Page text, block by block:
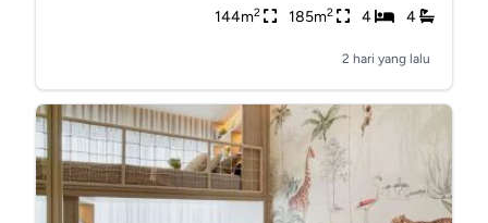
144m2 185m2 4 4
2 hari yang lalu